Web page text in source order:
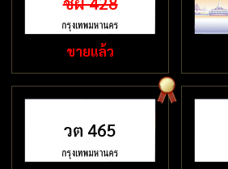
ขายแล้ว
วต 465